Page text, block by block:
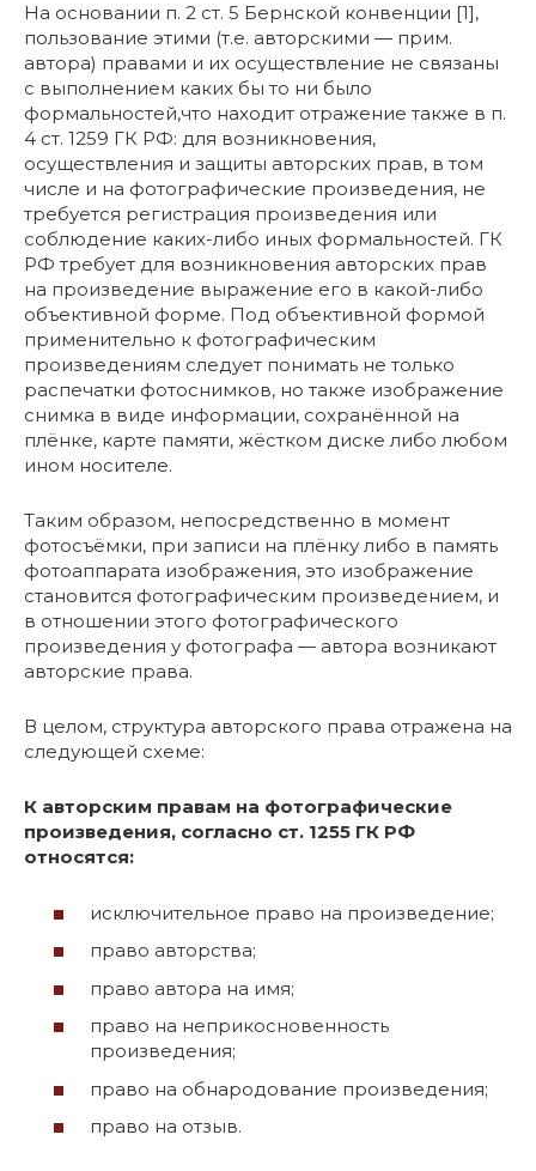
На основании п. 2 ст. 5 Бернской конвенции [1],
пользование этими (т.е. авторскими — прим.
автора) правами и их осуществление не связаны
с выполнением каких бы то ни было
формальностей,что находит отражение также в п.
4 ст. 1259 ГК РФ: для возникновения,
осуществления и защиты авторских прав, в том
числе и на фотографические произведения, не
требуется регистрация произведения или
соблюдение каких-либо иных формальностей. ГК
РФ требует для возникновения авторских прав
на произведение выражение его в какой-либо
объективной форме. Под объективной формой
применительно к фотографическим
произведениям следует понимать не только
распечатки фотоснимков, но также изображение
снимка в виде информации, сохранённой на
плёнке, карте памяти, жёстком диске либо любом
ином носителе.
Таким образом, непосредственно в момент
фотосъёмки, при записи на плёнку либо в память
фотоаппарата изображения, это изображение
становится фотографическим произведением, и
в отношении этого фотографического
произведения у фотографа — автора возникают
авторские права.
В целом, структура авторского права отражена на
следующей схеме:
К авторским правам на фотографические
произведения, согласно ст. 1255 ГК РФ
относятся:
исключительное право на произведение;
право авторства;
право автора на имя;
право на неприкосновенность
произведения;
право на обнародование произведения;
право на отзыв.